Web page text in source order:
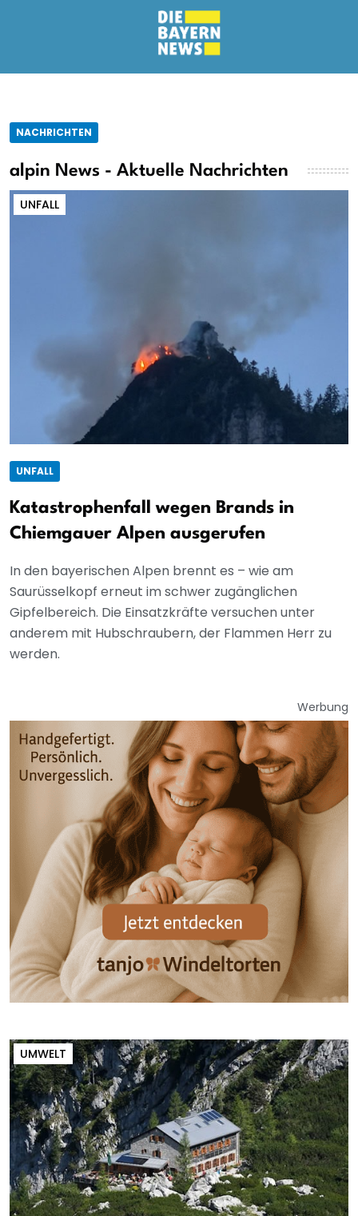
NACHRICHTEN
alpin News - Aktuelle Nachrichten
UNFALL
UNFALL
Katastrophenfall wegen Brands in
Chiemgauer Alpen ausgerufen
In den bayerischen Alpen brennt es – wie am
Saurüsselkopf erneut im schwer zugänglichen
Gipfelbereich. Die Einsatzkräfte versuchen unter
anderem mit Hubschraubern, der Flammen Herr zu
werden.
Werbung
UMWELT